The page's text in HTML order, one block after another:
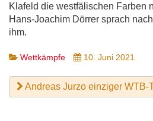
Klafeld die westfälischen Farben
Hans-Joachim Dörrer sprach
ihm.
Wettkämpfe 10. Juni 2021
Andreas Jurzo einziger WTB-